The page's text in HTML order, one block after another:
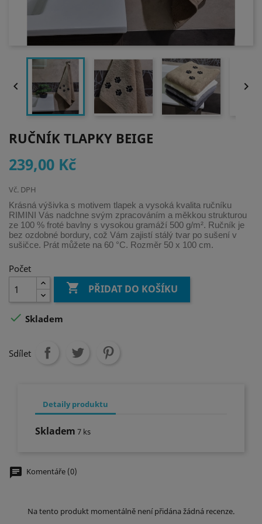
 
RUČNÍK TLAPKY BEIGE
239,00 Kč
Vč. DPH
Krásná výšivka s motivem tlapek a vysoká kvalita ručníku
RIMINI Vás nadchne svým zpracováním a měkkou strukturou
ze 100 % froté bavlny s vysokou gramáží 500 g/m². Ručník je
bez ozdobné bordury, což Vám zajistí stálý tvar po sušení v
sušičce. Prát můžete na 60 °C. Rozměr 50 x 100 cm.
Počet
 PŘIDAT DO KOŠÍKU
 Skladem
Sdílet
Detaily produktu
Skladem 7 ks
chat Komentáře (0)
Na tento produkt momentálně není přidána žádná recenze.